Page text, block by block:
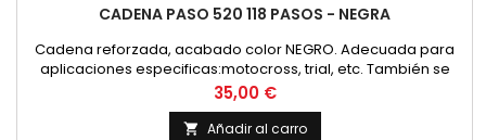
CADENA PASO 520 118 PASOS - NEGRA
Cadena reforzada, acabado color NEGRO. Adecuada para
aplicaciones especificas:motocross, trial, etc. También se
recomienda para todo tipo de aplicaciones, hasta 250 c..c.
Paso de cadena 520 (5/8 x 1/4 pulgadas) (15,875 x 6,48 mm)
Precio
35,00 €
 Añadir al carro